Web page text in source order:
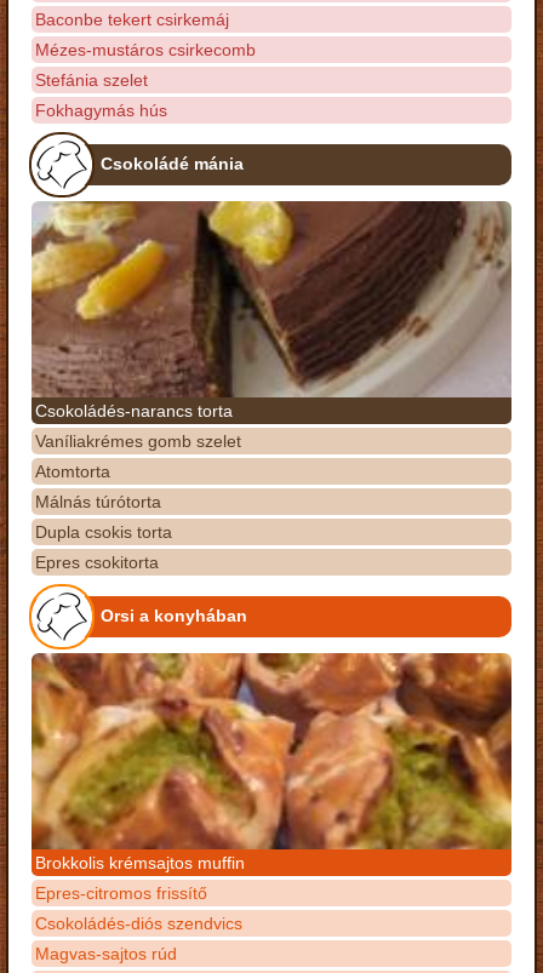
Baconbe tekert csirkemáj
Mézes-mustáros csirkecomb
Stefánia szelet
Fokhagymás hús
Csokoládé mánia
Csokoládés-narancs torta
Vaníliakrémes gomb szelet
Atomtorta
Málnás túrótorta
Dupla csokis torta
Epres csokitorta
Orsi a konyhában
Brokkolis krémsajtos muffin
Epres-citromos frissítő
Csokoládés-diós szendvics
Magvas-sajtos rúd